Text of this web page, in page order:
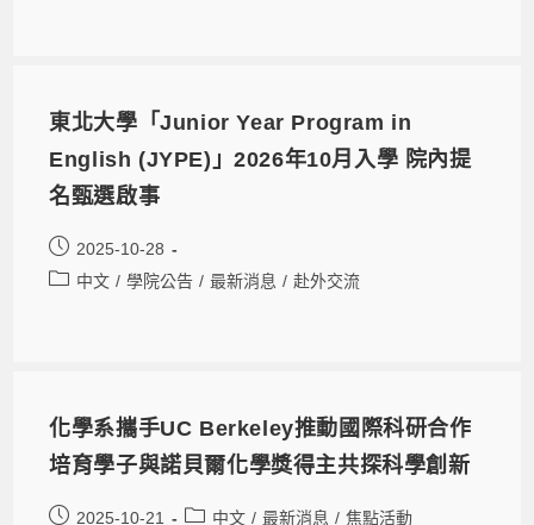
東北大學「Junior Year Program in
English (JYPE)」2026年10月入學 院內提
名甄選啟事
2025-10-28
中文 / 學院公告 / 最新消息 / 赴外交流
化學系攜手UC Berkeley推動國際科研合作
培育學子與諾貝爾化學獎得主共探科學創新
2025-10-21 中文 / 最新消息 / 焦點活動